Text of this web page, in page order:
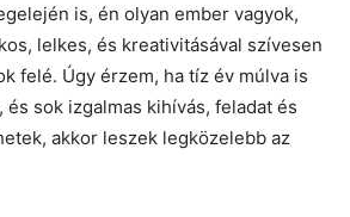
is, én olyan ember vagyok,
lelkes, és kreativitásával szívesen
felé. Úgy érzem, ha tíz év múlva is
sok izgalmas kihívás, feladat és
akkor leszek legközelebb az